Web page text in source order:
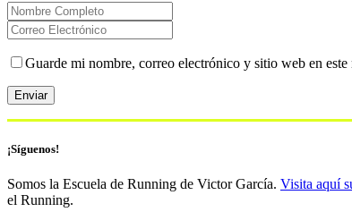
Guarde mi nombre, correo electrónico y sitio web en
¡Síguenos!
Somos la Escuela de Running de Victor García. Visita aquí
el Running.